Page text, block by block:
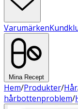
Varumärken
Mina Recept
Hem/Produkter/Hår
hårbottenproblem/